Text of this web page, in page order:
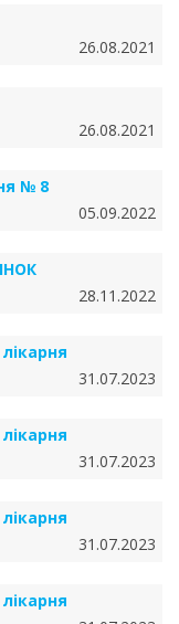
26.08.2021
26.08.2021
№ 8
05.09.2022
28.11.2022
31.07.2023
31.07.2023
31.07.2023